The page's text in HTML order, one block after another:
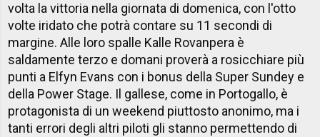
volta la vittoria nella giornata di domenica, con l'otto
volte iridato che potrà contare su 11 secondi di
margine. Alle loro spalle Kalle Rovanpera è
saldamente terzo e domani proverà a rosicchiare più
punti a Elfyn Evans con i bonus della Super Sundey e
della Power Stage. Il gallese, come in Portogallo, è
protagonista di un weekend piuttosto anonimo, ma i
tanti errori degli altri piloti gli stanno permettendo di